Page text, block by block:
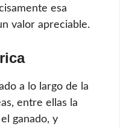
esa
valor apreciable.
a lo largo de la
entre ellas la
ganado, y